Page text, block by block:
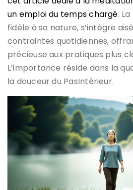
un emploi du temps chargé.
fidèle à sa nature, s’intègre
contraintes quotidiennes,
précieuse aux pratiques plus
L’importance réside dans la
la douceur du PasIntérieur.